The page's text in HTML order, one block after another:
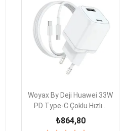
Woyax By Deji Huawei 33W
PD Type-C Çoklu Hızlı...
₺864,80